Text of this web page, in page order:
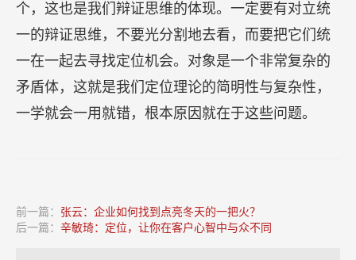
个，这也是我们辩证思维的体现。一定要有对立统
一的辩证思维，不要光分割地去看，而要把它们统
一在一起去寻找定位机会。对象是一个非常复杂的
矛盾体，这就是我们定位理论的简明性与复杂性，
一学就会一用就错，根本原因就在于这些问题。
前一篇： 张云：企业如何找到点亮冬天的一把火？
后一篇： 辛敏琦：定位，让你在客户心智中与众不同